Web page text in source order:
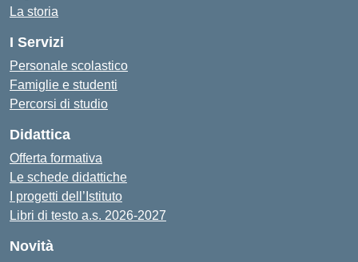
La storia
I Servizi
Personale scolastico
Famiglie e studenti
Percorsi di studio
Didattica
Offerta formativa
Le schede didattiche
I progetti dell’Istituto
Libri di testo a.s. 2026-2027
Novità